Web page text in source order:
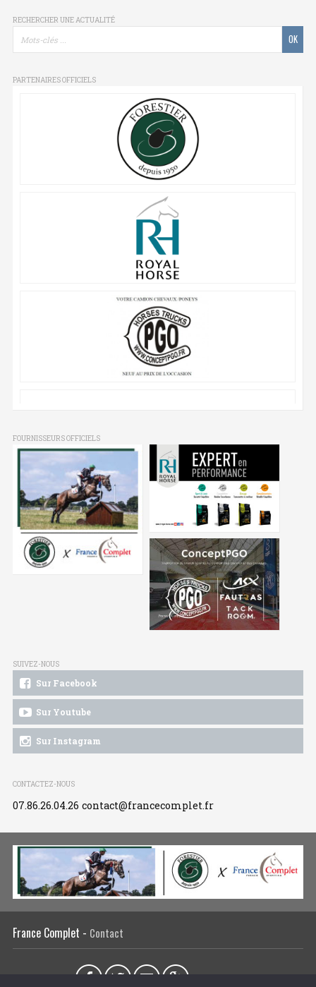
RECHERCHER UNE ACTUALITÉ
PARTENAIRES OFFICIELS
FOURNISSEURS OFFICIELS
SUIVEZ-NOUS
Sur Facebook
Sur Youtube
Sur Instagram
CONTACTEZ-NOUS
07.86.26.04.26 contact@francecomplet.fr
France Complet - Contact